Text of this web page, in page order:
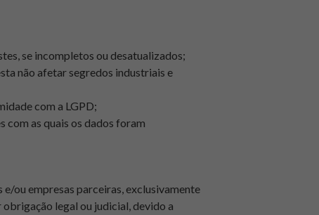
se incompletos ou desatualizados;
não afetar segredos industriais e
com a LGPD;
com as quais os dados foram
ou empresas parceiras, exclusivamente
legal ou judicial, devido a